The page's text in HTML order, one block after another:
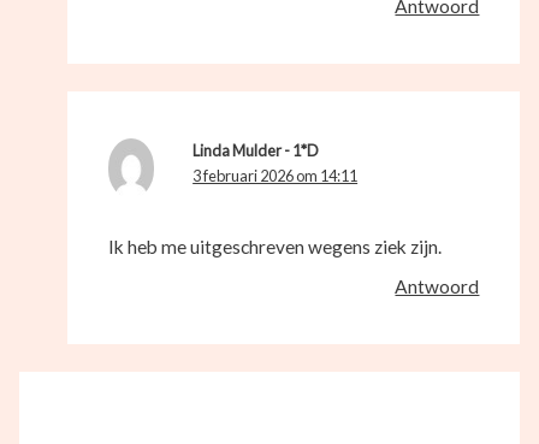
Antwoord
Linda Mulder - 1*D
3 februari 2026 om 14:11
Ik heb me uitgeschreven wegens ziek zijn.
Antwoord